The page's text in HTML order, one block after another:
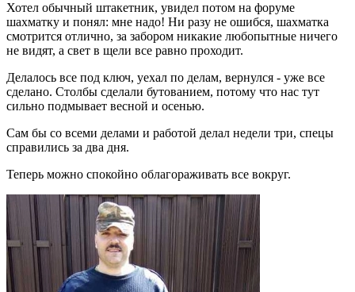
Хотел обычный штакетник, увидел потом на форуме
шахматку и понял: мне надо! Ни разу не ошибся, шахматка
смотрится отлично, за забором никакие любопытные ничего
не видят, а свет в щели все равно проходит.
Делалось все под ключ, уехал по делам, вернулся - уже все
сделано. Столбы сделали бутованием, потому что нас тут
сильно подмывает весной и осенью.
Сам бы со всеми делами и работой делал недели три, спецы
справились за два дня.
Теперь можно спокойно облагораживать все вокруг.